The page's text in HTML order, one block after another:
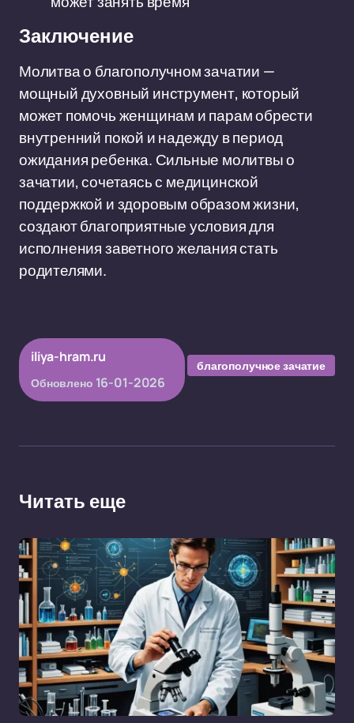
Заключение
Молитва о благополучном зачатии —
мощный духовный инструмент, который
может помочь женщинам и парам обрести
внутренний покой и надежду в период
ожидания ребенка. Сильные молитвы о
зачатии, сочетаясь с медицинской
поддержкой и здоровым образом жизни,
создают благоприятные условия для
исполнения заветного желания стать
родителями.
iliya-hram.ru
Обновлено 16-01-2026
благополучное зачатие
Читать еще